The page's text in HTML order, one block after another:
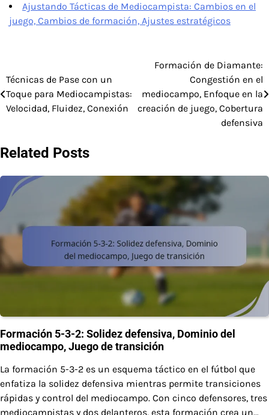
Ajustando Tácticas de Mediocampista: Cambios en el
juego, Cambios de formación, Ajustes estratégicos
navigation
Técnicas de Pase con un
Toque para Mediocampistas:
Velocidad, Fluidez, Conexión
Formación de Diamante:
Congestión en el
mediocampo, Enfoque en la
creación de juego, Cobertura
defensiva
Related Posts
Formación 5-3-2: Solidez defensiva, Dominio del
mediocampo, Juego de transición
La formación 5-3-2 es un esquema táctico en el fútbol que
enfatiza la solidez defensiva mientras permite transiciones
rápidas y control del mediocampo. Con cinco defensores, tres
mediocampistas y dos delanteros, esta formación crea un…